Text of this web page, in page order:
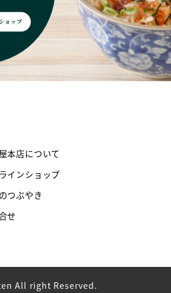
本店について
インショップ
つぶやき
せ
All right Reserved.